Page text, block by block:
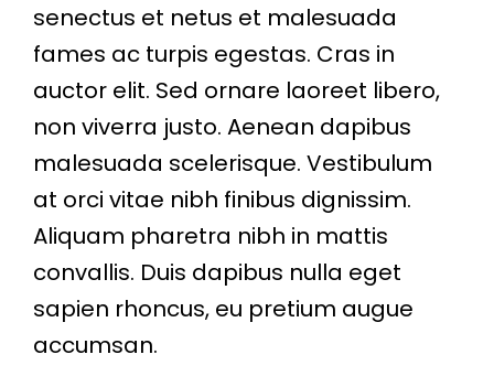
senectus et netus et malesuada
fames ac turpis egestas. Cras in
auctor elit. Sed ornare laoreet libero,
non viverra justo. Aenean dapibus
malesuada scelerisque. Vestibulum
at orci vitae nibh finibus dignissim.
Aliquam pharetra nibh in mattis
convallis. Duis dapibus nulla eget
sapien rhoncus, eu pretium augue
accumsan.